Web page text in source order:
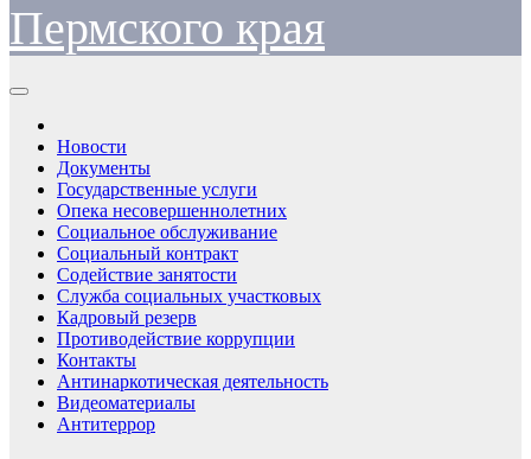
Пермского края
Новости
Документы
Государственные услуги
Опека несовершеннолетних
Социальное обслуживание
Социальный контракт
Содействие занятости
Служба социальных участковых
Кадровый резерв
Противодействие коррупции
Контакты
Антинаркотическая деятельность
Видеоматериалы
Антитеррор